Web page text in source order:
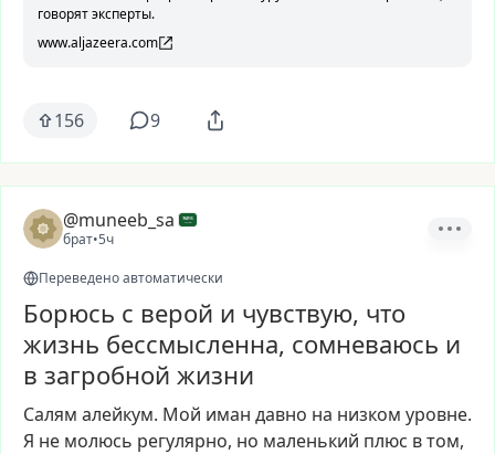
говорят эксперты.
www.aljazeera.com
156 9
@muneeb_sa
брат•5ч
Переведено автоматически
Борюсь с верой и чувствую, что
жизнь бессмысленна, сомневаюсь и
в загробной жизни
Салям алейкум. Мой иман давно на низком уровне.
Я не молюсь регулярно, но маленький плюс втом,